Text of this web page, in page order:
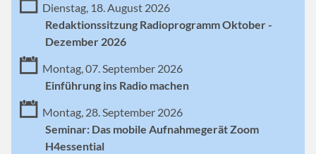
Dienstag, 18. August 2026
Redaktionssitzung Radioprogramm Oktober -
Dezember 2026
Montag, 07. September 2026
Einführung ins Radio machen
Montag, 28. September 2026
Seminar: Das mobile Aufnahmegerät Zoom
H4essential